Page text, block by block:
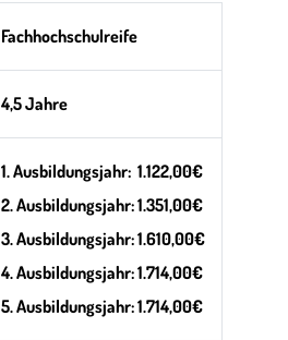
Fachhochschulreife
4,5 Jahre
1. Ausbildungsjahr: 1.122,00€
2. Ausbildungsjahr: 1.351,00€
3. Ausbildungsjahr: 1.610,00€
4. Ausbildungsjahr: 1.714,00€
5. Ausbildungsjahr: 1.714,00€